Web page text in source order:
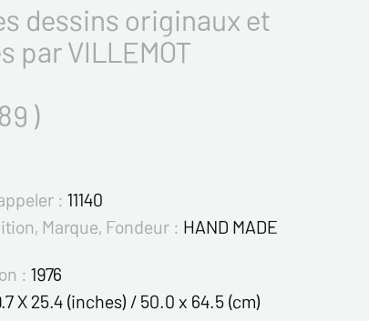
dessins originaux et
par VILLEMOT
)
: 11140
Marque, Fondeur : HAND MADE
: 1976
X 25.4 (inches) / 50.0 x 64.5 (cm)